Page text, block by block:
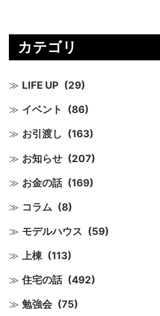
カテゴリ
LIFE UP (29)
イベント (86)
お引渡し (163)
お知らせ (207)
お金の話 (169)
コラム (8)
モデルハウス (59)
上棟 (113)
住宅の話 (492)
勉強会 (75)